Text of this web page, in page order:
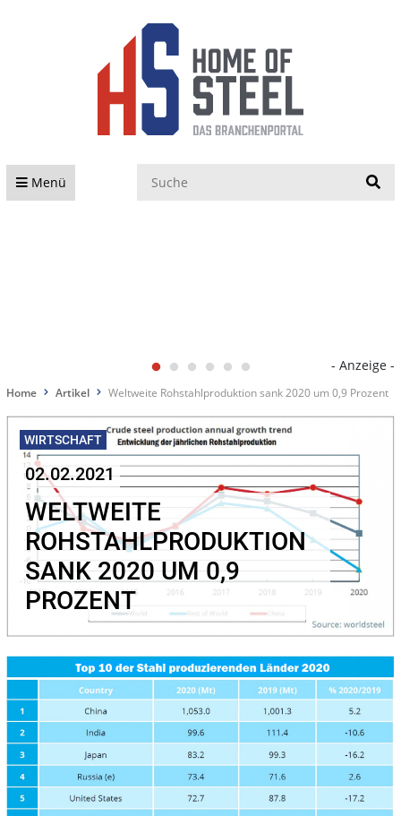
Menü
- Anzeige -
Home Artikel Weltweite Rohstahlproduktion sank 2020 um 0,9 Prozent
WIRTSCHAFT
02.02.2021
WELTWEITE
ROHSTAHLPRODUKTION
SANK 2020 UM 0,9
PROZENT